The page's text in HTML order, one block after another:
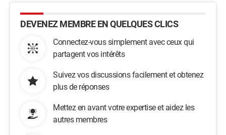
DEVENEZ MEMBRE EN QUELQUES CLICS
Connectez-vous simplement avec ceux qui
partagent vos intérêts
Suivez vos discussions facilement et obtenez
plus de réponses
Mettez en avant votre expertise et aidez les
autres membres